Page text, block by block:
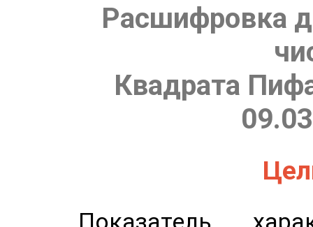
Расшифровка
Квадрата